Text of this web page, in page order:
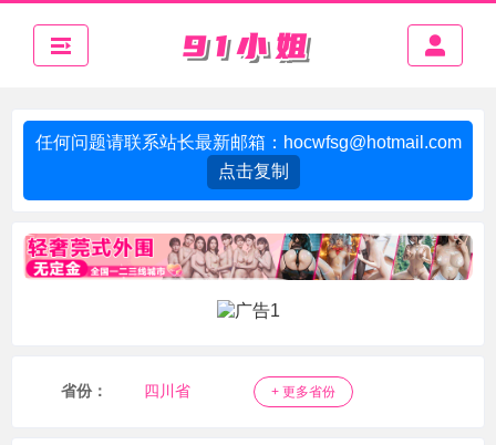
任何问题请联系站长最新邮箱： hocwfsg@hotmail.com
点击复制
省份： 四川省 + 更多省份